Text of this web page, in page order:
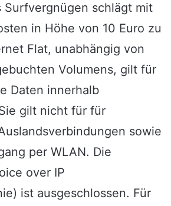
Surfvergnügen schlägt mit
in Höhe von 10 Euro zu
Flat, unabhängig von
Volumens, gilt für
Daten innerhalb
gilt nicht für für
sowie
per WLAN. Die
over IP
ist ausgeschlossen. Für